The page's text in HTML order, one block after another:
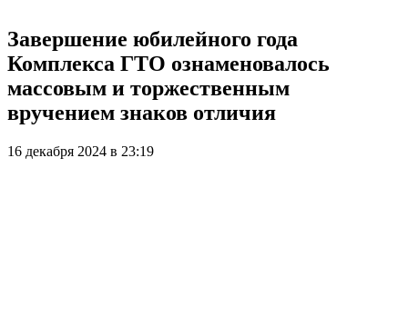
Завершение юбилейного года
Комплекса ГТО ознаменовалось
массовым и торжественным
вручением знаков отличия
16 декабря 2024 в 23:19